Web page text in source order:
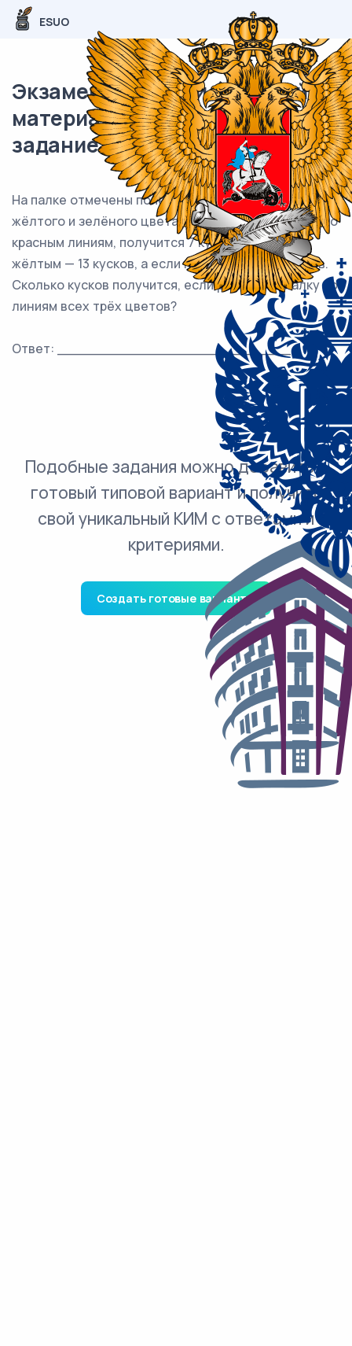
ESUO
Экзаменационный (типовой)
материал ЕГЭ / База / 21
задание / 123
На палке отмечены поперечные линии красного,
жёлтого и зелёного цвета. Если распилить палку по
красным линиям, получится 7 кусков, если по
жёлтым — 13 кусков, а если по зелёным — 5 кусков.
Сколько кусков получится, если распилить палку по
линиям всех трёх цветов?
Ответ: ___________________________.
Подобные задания можно добавить в
готовый типовой вариант и получить
свой уникальный КИМ с ответами и
критериями.
Создать готовые варианты